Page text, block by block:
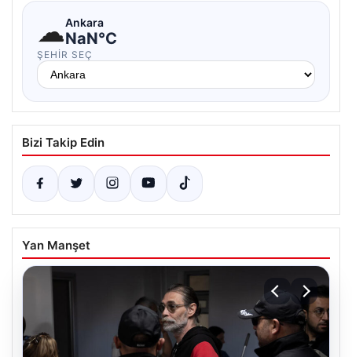
☁Ankara
NaN°C
ŞEHIR SEÇ
Bizi Takip Edin
Yan Manşet